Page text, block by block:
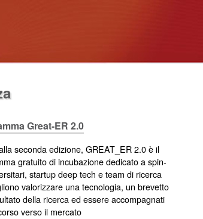
Great-ER 2.0
seconda edizione, GREAT_ER 2.0 è il
gratuito di incubazione dedicato a spin-
startup deep tech e team di ricerca
valorizzare una tecnologia, un brevetto
della ricerca ed essere accompagnati
verso il mercato